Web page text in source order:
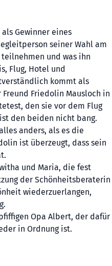
Gewinner eines
seiner Wahl am
und was ihn
Flug, Hotel und
kommt als
Friedolin Mausloch in
den sie vor dem Flug
den beiden nicht bang.
anders, als es die
ist überzeugt, dass sein
und Maria, die fest
der Schönheitsberaterin
wiederzuerlangen,
Opa Albert, der dafür
in Ordnung ist.